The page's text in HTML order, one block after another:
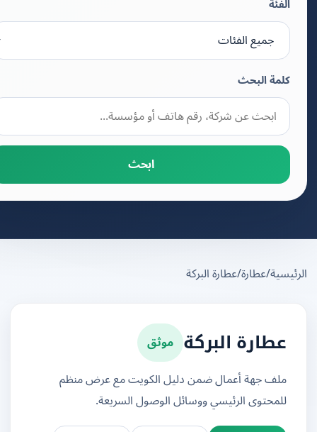
كلمة البحث
ابحث
/عطارة/عطارة البركة
عطارة البركة موثق
ملف جهة أعمال ضمن دليل الكويت مع عرض منظم
للمحتوى الرئيسي ووسائل الوصول السريعة.